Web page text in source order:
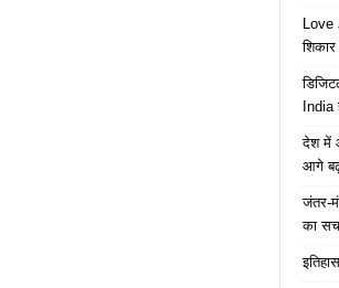
Love
देश में
आगे
जंतर-
का सच